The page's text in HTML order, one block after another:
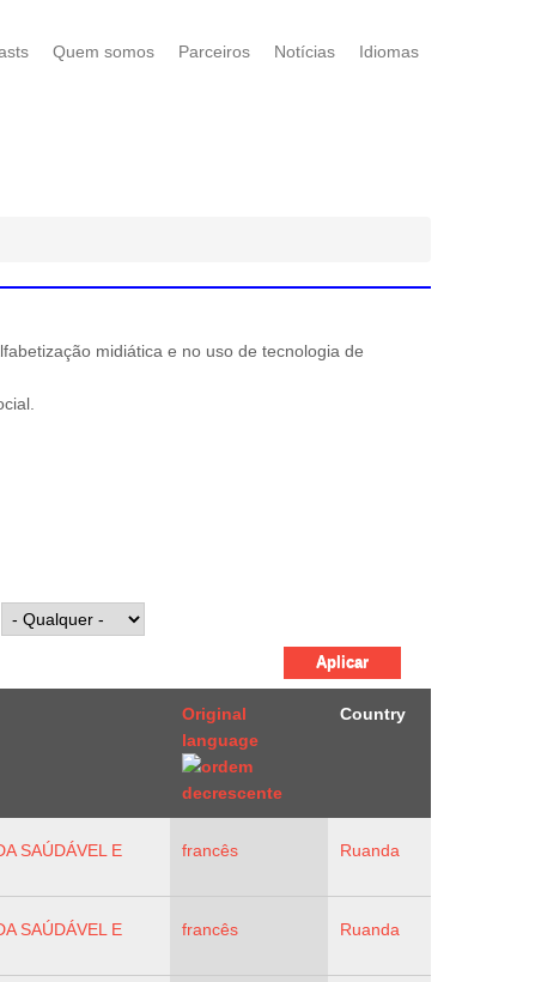
Quem somos Parceiros Notícias Idiomas
midiática e no uso de tecnologia de
Original
language
Country
SAÚDÁVEL E
francês Ruanda
SAÚDÁVEL E
francês Ruanda